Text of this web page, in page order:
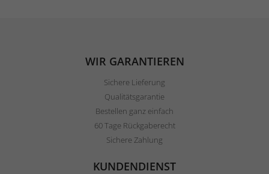
WIR GARANTIEREN
Sichere Lieferung
Qualitätsgarantie
Bestellen ganz einfach
60 Tage Rückgaberecht
Sichere Zahlung
KUNDENDIENST